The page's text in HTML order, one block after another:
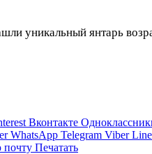
уникальный янтарь
Вконтакте
WhatsApp Telegram Viber Line
почту Печатать